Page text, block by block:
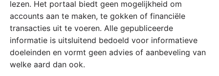
lezen. Het portaal biedt geen mogelijkheid om
accounts aan te maken, te gokken of financiële
transacties uit te voeren. Alle gepubliceerde
informatie is uitsluitend bedoeld voor informatieve
doeleinden en vormt geen advies of aanbeveling van
welke aard dan ook.